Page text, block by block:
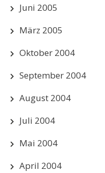
Juni 2005
März 2005
Oktober 2004
September 2004
August 2004
Juli 2004
Mai 2004
April 2004